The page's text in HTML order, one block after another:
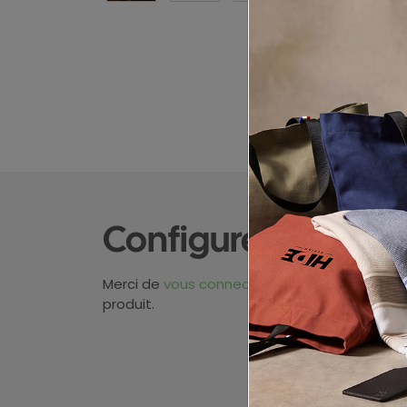
Configurez votre
Merci devous connecter
pour pouvoir
produit.